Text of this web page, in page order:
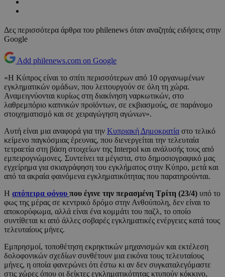
Δες περισσότερα άρθρα του philenews όταν αναζητάς ειδήσεις στην
Google
Add philenews.com on Google
«Η Κύπρος είναι το σπίτι περισσότερων από 10 οργανωμένων
εγκληματικών ομάδων, που λειτουργούν σε όλη τη χώρα.
Αναμειγνύονται κυρίως στη διακίνηση ναρκωτικών, στο
λαθρεμπόριο καπνικών προϊόντων, σε εκβιασμούς, σε παράνομο
στοιχηματισμό και σε χειραγώγηση αγώνων».
Αυτή είναι μια αναφορά για την Κυπριακή Δημοκρατία στο τελικό
κείμενο παγκόσμιας έρευνας, που διενεργείται την τελευταία
τετραετία στη βάση στοιχείων της Interpol και ανάλυσής τους από
εμπειρογνώμονες. Συντείνει τα μέγιστα, στο δημοσιογραφικό μας
εγχείρημα για σκιαγράφηση του εγκλήματος στην Κύπρο, μετά και
από τα ακραία φαινόμενα εγκληματικότητας που παρατηρούνται.
Η απόπειρα φόνου που έγινε την περασμένη Τρίτη (23/4) υπό το
φως της μέρας σε κεντρικό δρόμο στην Ανθούπολη, δεν είναι το
αποκορύφωμα, αλλά είναι ένα κομμάτι του παζλ, το οποίο
συντίθεται κι από άλλες σοβαρές εγκληματικές ενέργειες κατά τους
τελευταίους μήνες.
Εμπρησμοί, τοποθέτηση εκρηκτικών μηχανισμών και εκτέλεση
δολοφονικών σχεδίων συνθέτουν μια εικόνα τους τελευταίους
μήνες, η οποία φανερώνει ότι έστω κι αν δεν συγκαταλεγόμαστε
στις χώρες όπου οι δείκτες εγκληματικότητας κτυπούν κόκκινο,